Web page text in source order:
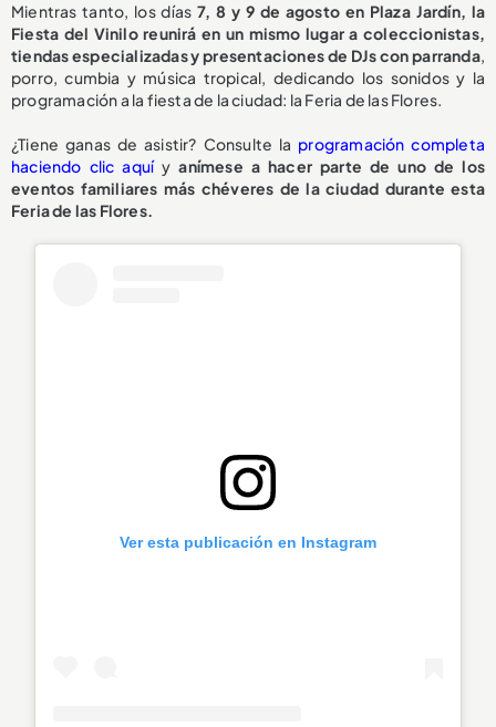
Mientras tanto, los días 7, 8 y 9 de agosto en Plaza Jardín, la
Fiesta del Vinilo reunirá en un mismo lugar a coleccionistas,
tiendas especializadas y presentaciones de DJs con parranda,
porro, cumbia y música tropical, dedicando los sonidos y la
programación a la fiesta de la ciudad: la Feria de las Flores.
¿Tiene ganas de asistir? Consulte la programación completa
haciendo clic aquíyanímese a hacer parte de uno de los
eventos familiares más chéveres de la ciudad durante esta
Feria de las Flores.
Ver esta publicación en Instagram